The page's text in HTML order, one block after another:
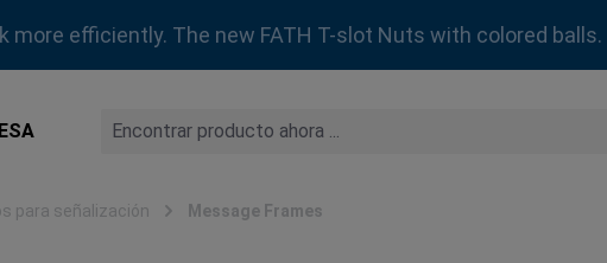
more efficiently. The new FATH T-slot Nuts with colored balls.
para señalización Message Frames